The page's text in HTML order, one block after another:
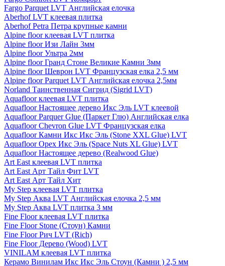
Fargo Parquet LVT Английская елочка
Aberhof LVT клеевая плитка
Aberhof Petra Петра крупные камни
Alpine floor клеевая LVT плитка
Alpine floor Изи Лайн 3мм
Alpine floor Ультра 2мм
Alpine floor Гранд Стоне Великие Камни 3мм
Alpine floor Шеврон LVT Французская елка 2,5 мм
Alpine floor Parquet LVT Английская елочка 2,5мм
Norland Таинственная Сигрид (Sigrid LVT)
Aquafloor клеевая LVT плитка
Aquafloor Настоящее дерево Икс Эль LVT клеевой
Aquafloor Parquer Glue (Паркет Глю) Английская елка
Aquafloor Chevron Glue LVT Французская елка
Aquafloor Камни Икс Икс Эль (Stone XXL Glue) LVT
Aquafloor Орех Икс Эль (Space Nuts XL Glue) LVT
Aquafloor Настоящее дерево (Realwood Glue)
Art East клеевая LVT плитка
Art East Арт Тайл Фит LVT
Art East Арт Тайл Хит
My Step клеевая LVT плитка
My Step Аква LVT Английская елочка 2,5 мм
My Step Аква LVT плитка 3 мм
Fine Floor клеевая LVT плитка
Fine Floor Stone (Стоун) Камни
Fine Floor Рич LVT (Rich)
Fine Floor Дерево (Wood) LVT
VINILAM клеевая LVT плитка
Керамо Винилам Икс Икс Эль Стоун (Камни ) 2,5 мм